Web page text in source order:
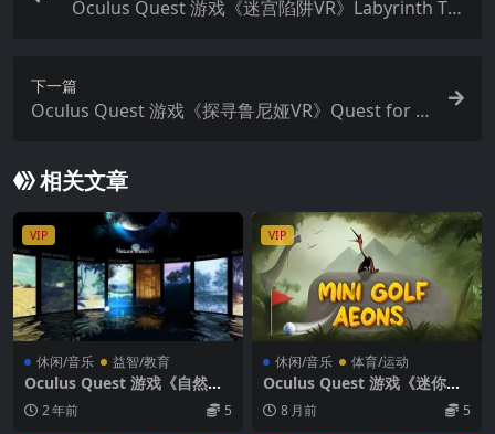
Oculus Quest 游戏《迷宫陷阱VR》Labyrinth Tra
下一篇
Oculus Quest 游戏《探寻鲁尼娅VR》Quest for R
相关文章
VIP
休闲/音乐 益智/教育
Oculus Quest 游戏《自然之
旅VR》Nature Treks VR 游
戏下载
2 年前 5
VIP
休闲/音乐 体育/运动
Oculus Quest 游戏《迷你高
尔夫永恒VR》Mini Golf Aeo
ns VR
8 月前 5